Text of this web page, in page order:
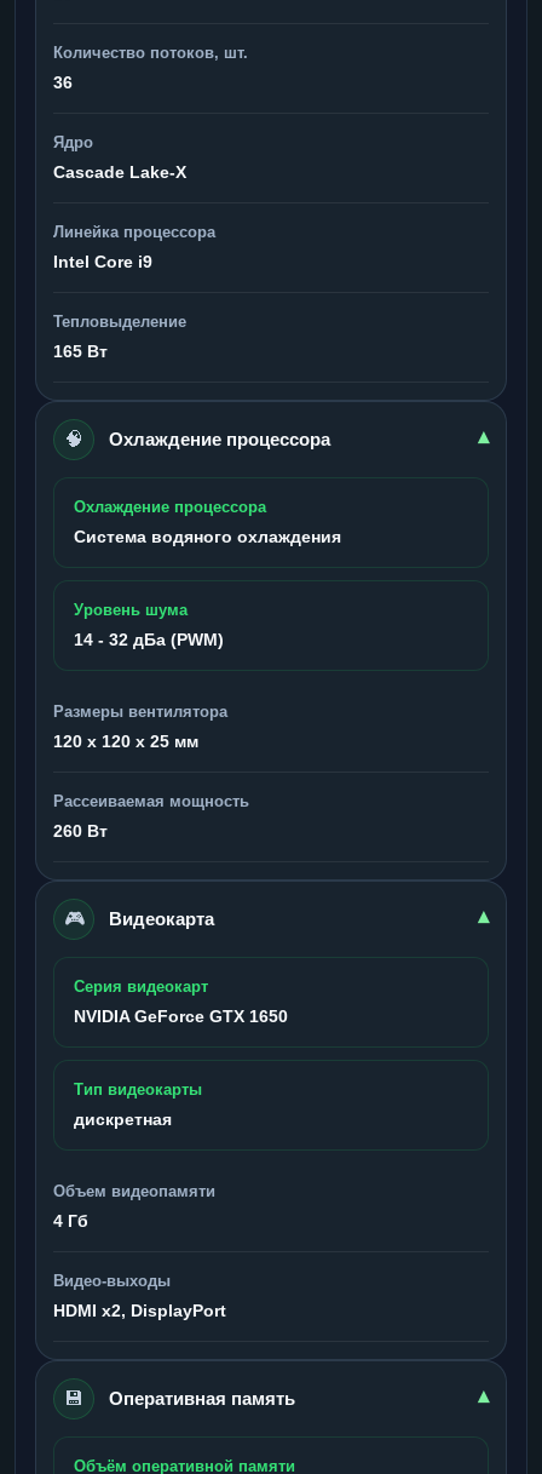
Количество потоков, шт.
36
Ядро
Cascade Lake-X
Линейка процессора
Intel Core i9
Тепловыделение
165 Вт
🧠 Охлаждение процессора ▾
Охлаждение процессора
Система водяного охлаждения
Уровень шума
14 - 32 дБа (PWM)
Размеры вентилятора
120 x 120 x 25 мм
Рассеиваемая мощность
260 Вт
🎮 Видеокарта ▾
Серия видеокарт
NVIDIA GeForce GTX 1650
Тип видеокарты
дискретная
Объем видеопамяти
4 Гб
Видео-выходы
HDMI x2, DisplayPort
💾 Оперативная память ▾
Объём оперативной памяти